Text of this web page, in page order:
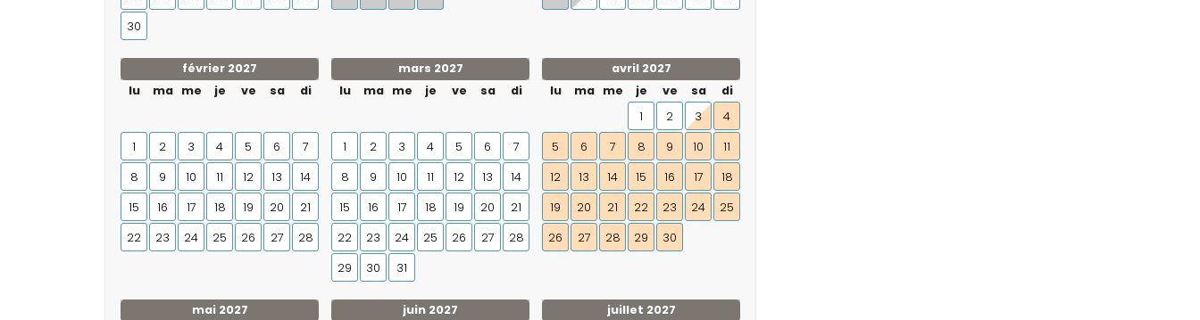
30
février 2027
lu
ma me je ve sa di
1 2 3 4 5 6
7
8
9 10 11 12 13
14
15
16 17 18 19 20
21
22
23 24 25 26 27 28
mars 2027
lu
ma me je ve sa di
1 2 3 4 5 6
7
8
9 10 11 12 13
14
15
16 17 18 19 20
21
22
23 24 25 26 27
28
29
30 31
avril 2027
lu
ma me je ve sa
di
1
2 3
4
5
6 7 8 9 10
11
12
13 14 15 16 17
18
19
20 21 22 23 24
25
26
27 28 29 30
mai 2027 juin 2027 juillet 2027